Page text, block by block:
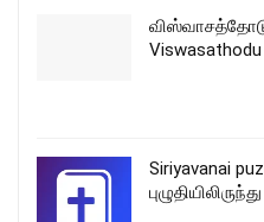
Siriyavanai
புழுதியிலிருந்து